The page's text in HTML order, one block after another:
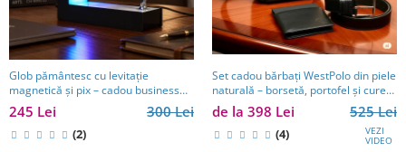
Glob pământesc cu levitație
magnetică și pix – cadou business
pentru bărbați pasionați de
tehnologie și călătorii
300 Lei
245 Lei
(2)
Set cadou bărbați WestPolo din piele
naturală – borsetă, portofel și curea
premium
525 Lei
de la 398 Lei
(4) VEZI
VIDEO